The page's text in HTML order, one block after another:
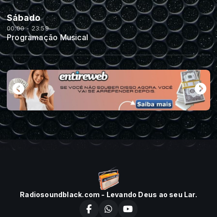
Sábado
00:00 - 23:59
Programação Musical
Radiosoundblack.com - Levando Deus ao seu Lar.